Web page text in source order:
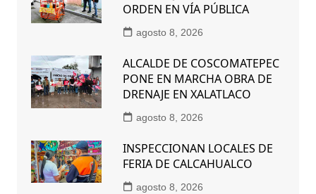
ORDEN EN VÍA PÚBLICA
agosto 8, 2026
ALCALDE DE COSCOMATEPEC
PONE EN MARCHA OBRA DE
DRENAJE EN XALATLACO
agosto 8, 2026
INSPECCIONAN LOCALES DE
FERIA DE CALCAHUALCO
agosto 8, 2026